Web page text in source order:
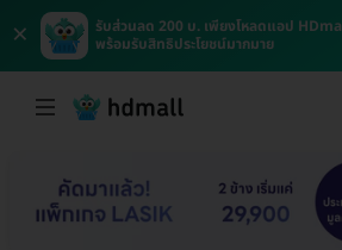
×
รับส่วนลด 200 บ. เพียงโหลดแอป
พร้อมรับสิทธิประโยชน์มากมาย